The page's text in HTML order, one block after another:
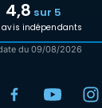
4,8 sur 5
avis indépendants
du 09/08/2026